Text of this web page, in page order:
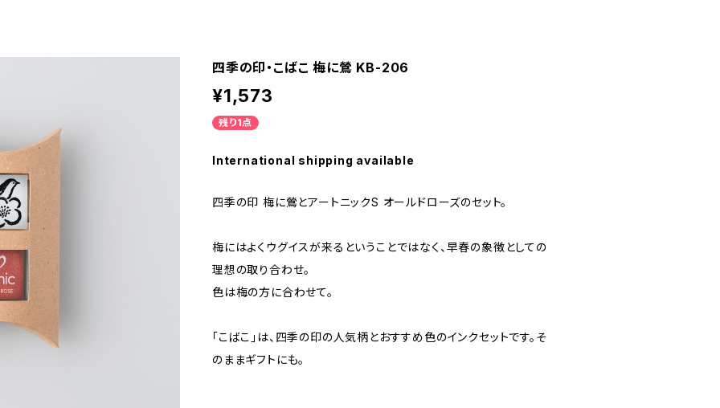
四季の印・こばこ 梅に鶯 KB-206
¥1,573
残り1点
International shipping available
四季の印 梅に鶯とアートニックS オールドローズのセット。
梅にはよくウグイスが来るということではなく、早春の象徴としての
理想の取り合わせ。
色は梅の方に合わせて。
「こばこ」は、四季の印の人気柄とおすすめ色のインクセットです。そ
のままギフトにも。